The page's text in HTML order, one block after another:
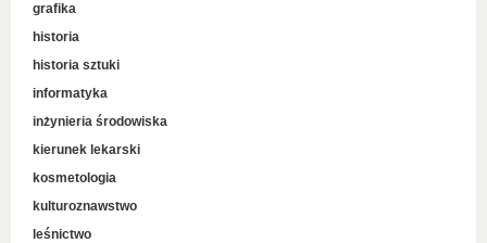
grafika
historia
historia sztuki
informatyka
inżynieria środowiska
kierunek lekarski
kosmetologia
kulturoznawstwo
leśnictwo